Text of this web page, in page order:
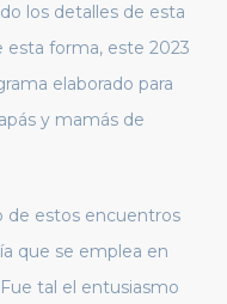
los detalles de esta
esta forma, este 2023
elaborado para
y mamás de
de estos encuentros
que se emplea en
tal el entusiasmo